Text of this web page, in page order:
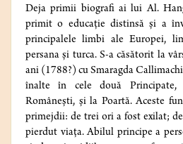
Deja primii biografi ai lui Al.
primit o educație distinsă și a
principalele limbi ale Europei,
persana și turca. S-a căsătorit la
ani (1788?) cu Smaragda
înalte în cele două
Românești, și la Poartă. Aceste
primejdii: de trei ori a fost exilat;
pierdut viața. Abilul principe a